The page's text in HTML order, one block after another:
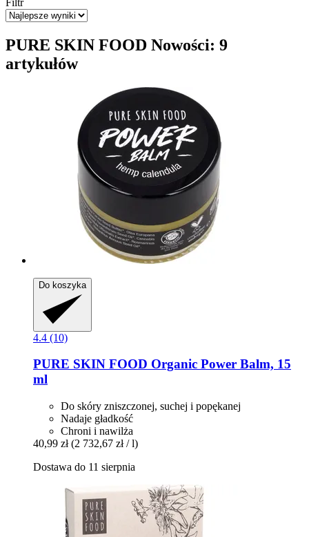
PURE SKIN FOOD Nowości: 9
artykułów
Do koszyka
4.4 (10)
PURE SKIN FOOD Organic Power Balm, 15
ml
Do skóry zniszczonej, suchej i popękanej
Nadaje gładkość
Chroni i nawilża
40,99 zł (2 732,67 zł / l)
Dostawa do 11 sierpnia